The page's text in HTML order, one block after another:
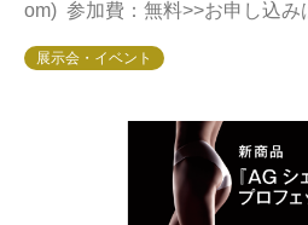
om) 参加費：無料>>お申し込み
展示会・イベント